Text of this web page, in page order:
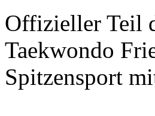
Offizieller Teil
Taekwondo
Spitzensport